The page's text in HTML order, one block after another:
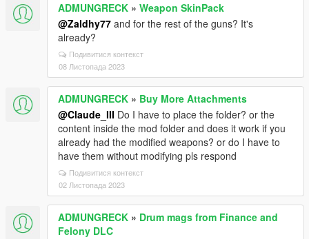
ADMUNGRECK » Weapon SkinPack
@Zaldhy77 and for the rest of the guns? It's
already?
Подивитися контекст
08 Листопада 2023
ADMUNGRECK » Buy More Attachments
@Claude_III Do I have to place the folder? or the
content inside the mod folder and does it work if you
already had the modified weapons? or do I have to
have them without modifying pls respond
Подивитися контекст
02 Листопада 2023
ADMUNGRECK » Drum mags from Finance and
Felony DLC